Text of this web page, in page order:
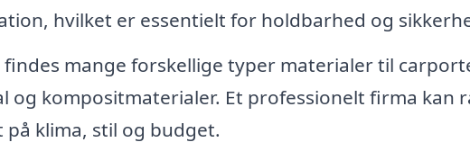
hvilket er essentielt for holdbarhed og
findes mange forskellige typer materialer til
kompositmaterialer. Et professionelt firma kan
klima, stil og budget.